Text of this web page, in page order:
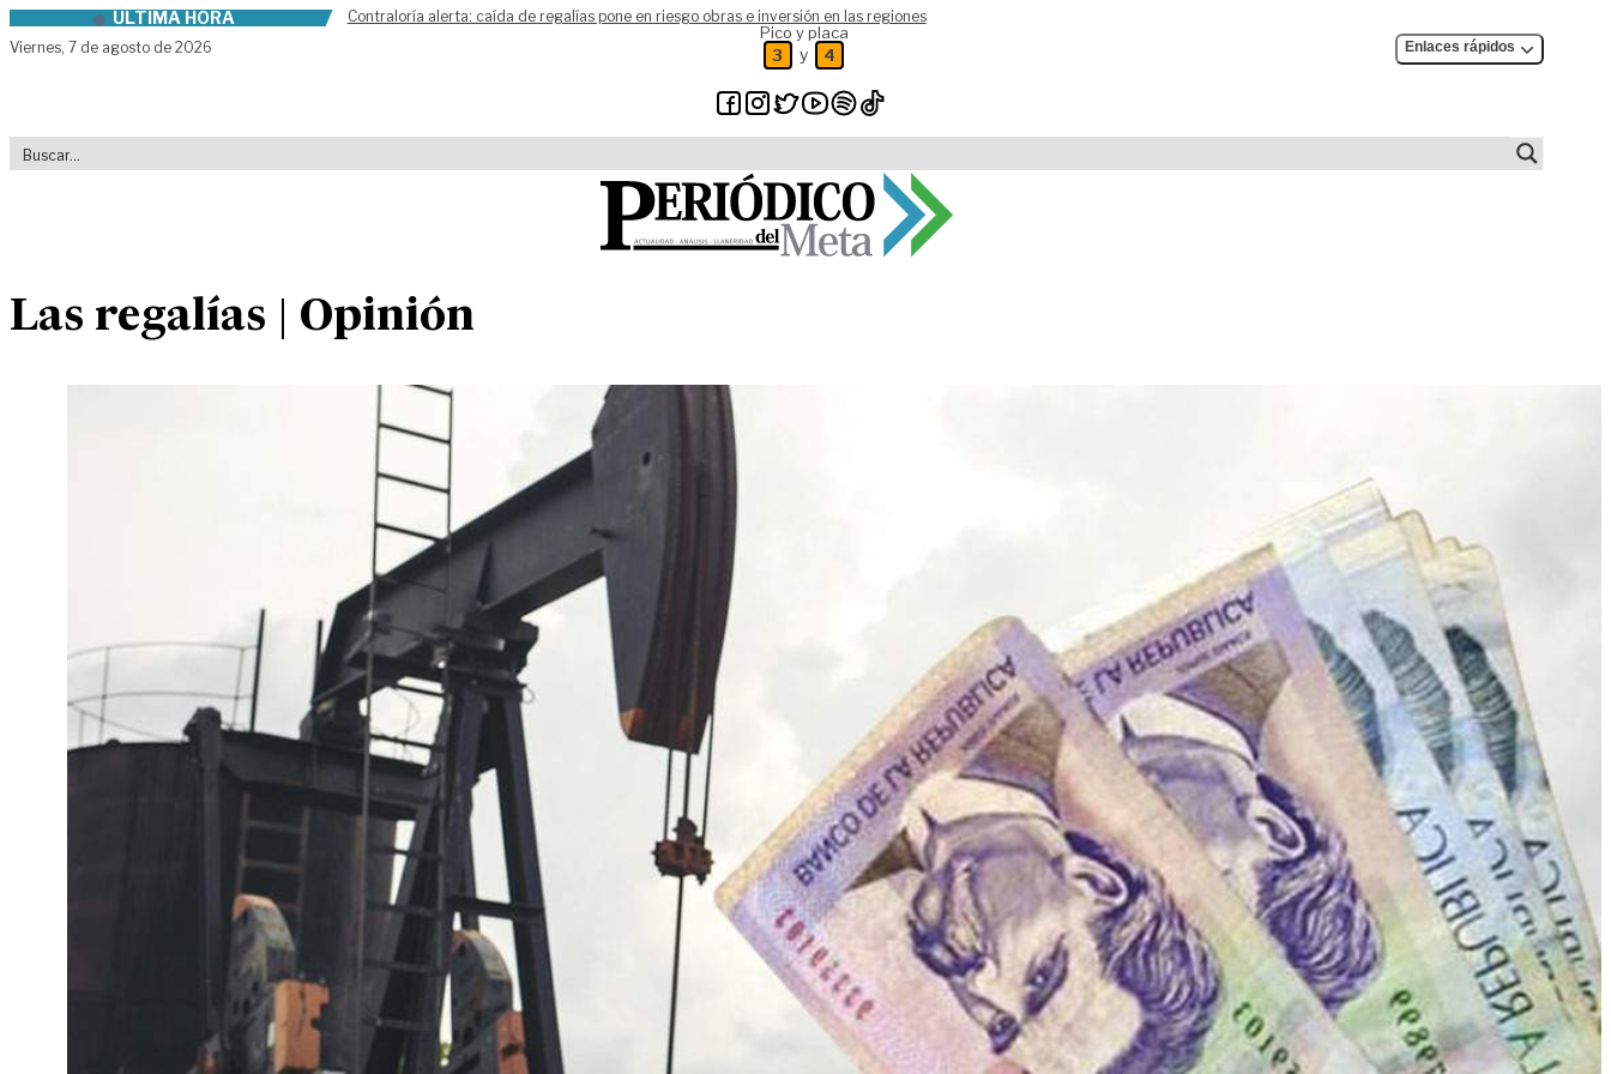
Skip to contentÚLTIMA HORA
Contraloría alerta: caída de regalías pone en riesgo obras e inversión en las regiones
Viernes, 7 de agosto de 2026
Pico y placa
3 y 4 Enlaces rápidos
Las regalías | Opinión